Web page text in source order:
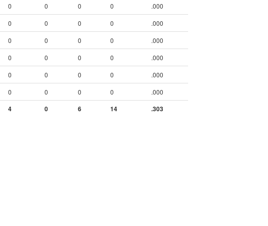
0 0 0 0
.000
0 0 0 0
.000
0 0 0 0
.000
0 0 0 0
.000
0 0 0 0
.000
0 0 0 0 .000
4 0 6 14 .303